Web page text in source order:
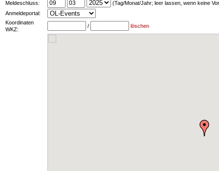
Meldeschluss:
(Tag/Monat/Jahr; leer lassen, wenn keine
Anmeldeportal:
Koordinaten
WKZ:
/ löschen